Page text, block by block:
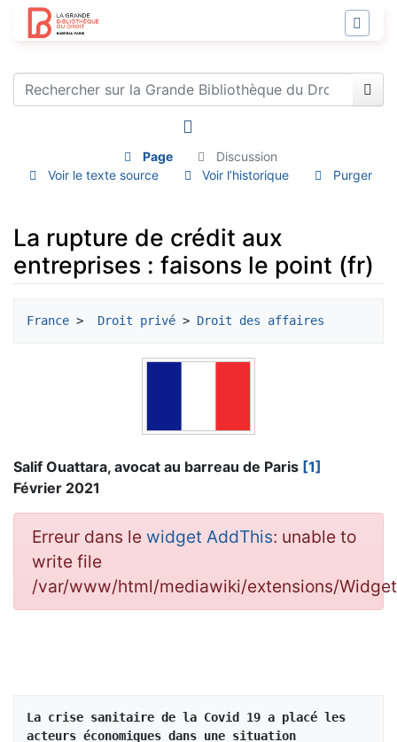
Page
Discussion
Voir le texte source
Voir l’historique Purger
La rupture de crédit aux
entreprises : faisons le point (fr)
France > Droit privé > Droit des affaires
Salif Ouattara, avocat au barreau de Paris [1]
Février 2021
Erreur dans le widget AddThis: unable to
write file
/var/www/html/mediawiki/extensions/
La crise sanitaire de la Covid 19 a placé les
acteurs économiques dans une situation